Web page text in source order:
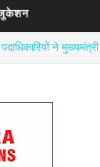
ने मुख्यमंत्री योगी